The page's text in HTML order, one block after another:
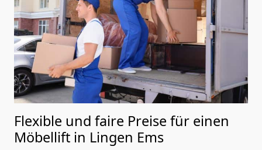
Flexible und faire Preise für einen
Möbellift in Lingen Ems